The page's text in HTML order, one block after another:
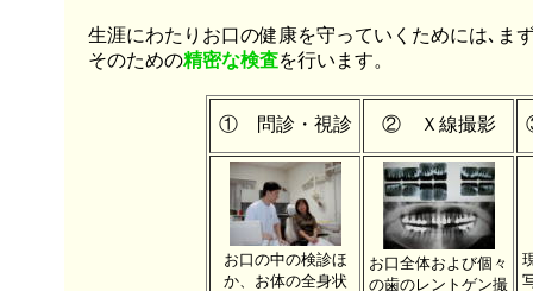
生涯にわたりお口の健康を守っていくためには､ま
そのための精密な検査を行います。
① 問診・視診 ② Ｘ線撮影
お口の中の検診ほ
か、お体の全身状
お口全体および個々
の歯のレントゲン撮